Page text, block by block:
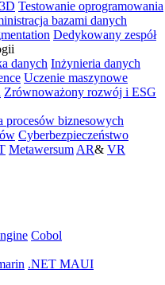
Testowanie oprogramowania
bazami danych
Dedykowany zespół
danych Inżynieria danych
Uczenie maszynowe
Zrównoważony rozwój i ESG
procesów biznesowych
Cyberbezpieczeństwo
Metawersum AR& VR
Cobol
.NET MAUI